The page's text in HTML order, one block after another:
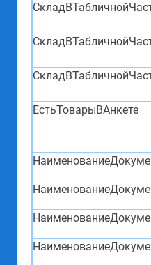
ЕстьТоварыВАнкете